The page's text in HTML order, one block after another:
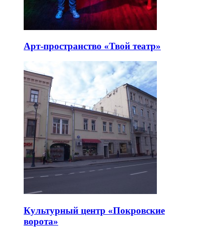
Арт-пространство «Твой театр»
Культурный центр «Покровские
ворота»